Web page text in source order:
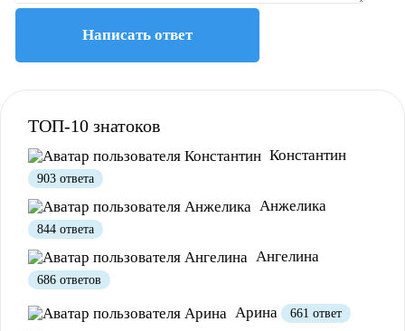
Не очень
Написать ответ
ТОП-10 знатоков
Константин
903 ответа
Анжелика
844 ответа
Ангелина
686 ответов
Арина 661 ответ